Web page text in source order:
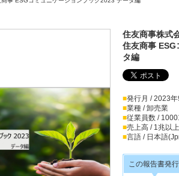
住友商事株式
住友商事
タ編
■発行月 / 2023
■業種 / 卸売業
■従業員数 /
■売上高 / 1兆以
■言語 / 日本語
この報告書発